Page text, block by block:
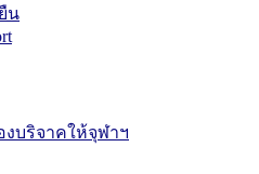
น
งบริจาคให้จุฬาฯ